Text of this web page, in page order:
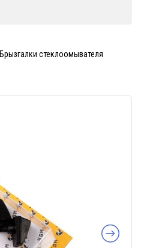
Брызгалки стеклоомывателя